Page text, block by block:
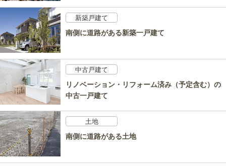
新築戸建て
南側に道路がある新築一戸建て
中古戸建て
リノベーション・リフォーム済み（予定含む）の
中古一戸建て
土地
南側に道路がある土地